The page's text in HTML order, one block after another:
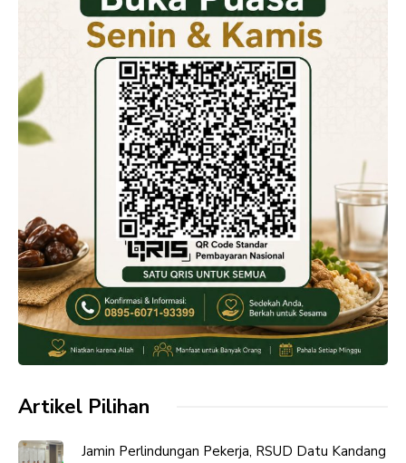
Artikel Pilihan
Jamin Perlindungan Pekerja, RSUD Datu Kandang